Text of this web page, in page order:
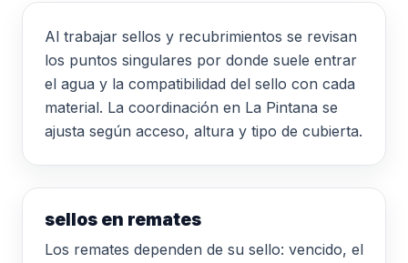
Al trabajar sellos y recubrimientos se revisan
los puntos singulares por donde suele entrar
el agua y la compatibilidad del sello con cada
material. La coordinación en La Pintana se
ajusta según acceso, altura y tipo de cubierta.
sellos en remates
Los remates dependen de su sello: vencido, el